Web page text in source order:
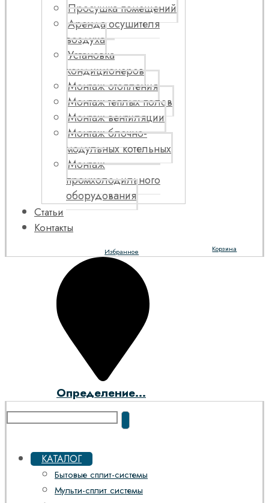
Просушка помещений
Аренда осушителя
воздуха
Установка
кондиционеров
Монтаж отопления
Монтаж теплых полов
Монтаж вентиляции
Монтаж блочно-
модульных котельных
Монтаж
промхолодильного
оборудования
Статьи
Контакты
Корзина
Избранное
Определение...
КАТАЛОГ
Бытовые сплит-системы
Мульти-сплит системы